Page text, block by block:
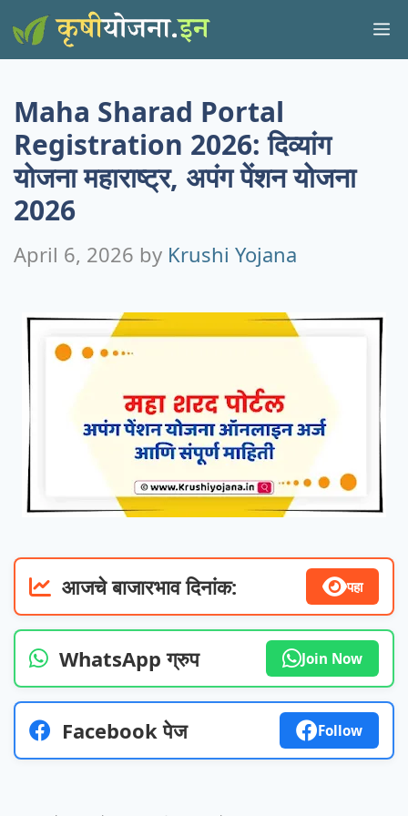
Skip
to
Maha Sharad Portal
Registration 2026: दिव्यांग
योजना महाराष्ट्र, अपंग पेंशन योजना
2026
April 6, 2026 by Krushi Yojana
आजचे बाजारभाव दिनांक: पहा
WhatsApp ग्रुप Join Now
Facebook पेज Follow